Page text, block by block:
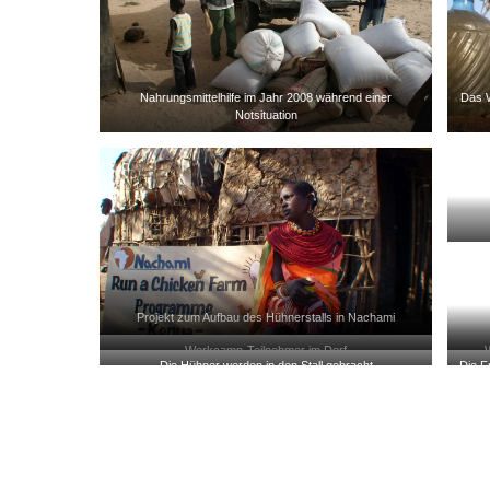
Nahrungsmittelhilfe im Jahr 2008 während einer
Notsituation
Das
Projekt zum Aufbau des Hühnerstalls in Nachami
Workcamp-Teilnehmer im Dorf
Die Hühner werden in den Stall gebracht
Die